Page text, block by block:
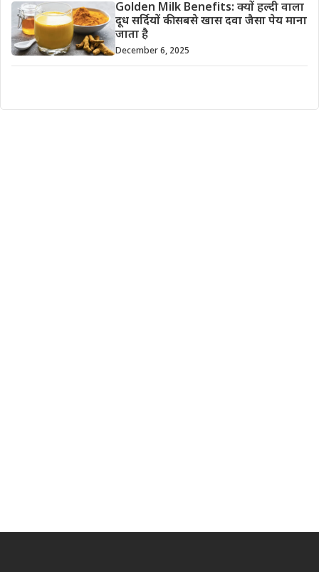
Golden Milk Benefits: क्यों हल्दी वाला
दूध सर्दियों की सबसे खास दवा जैसा पेय माना
जाता है
December 6, 2025